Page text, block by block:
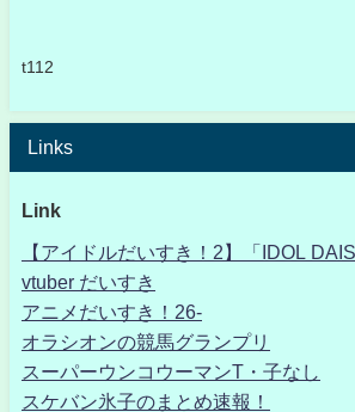
t112
Links
Link
【アイドルだいすき！2】「IDOL
vtuber だいすき
アニメだいすき！26-
オラシオンの競馬グランプリ
スーパーウンコウーマンT・子なし
スケバン氷子のまとめ速報！